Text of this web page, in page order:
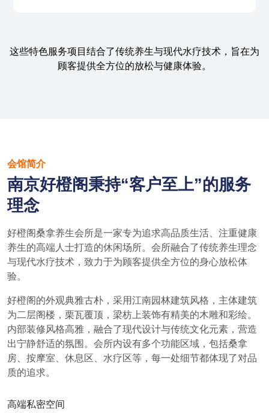
这些特色服务项目结合了传统养生与现代水疗技术，旨在为
顾客提供全方位的放松与健康体验。
会馆简介
南京好橙阁秉持“客户至上”的服务
理念
好橙阁桑拿养生会所是一家专为追求高品质生活、注重健康
养生的高端人士打造的休闲场所。会所融合了传统养生理念
与现代水疗技术，致力于为顾客提供全方位的身心放松体
验。
好橙阁的外观典雅古朴，采用江南园林建筑风格，主体建筑
为二层阁楼，栗瓦覆顶，梁枋上装饰有精美的木雕和彩绘。
内部装修风格高雅，融合了现代设计与传统文化元素，营造
出宁静舒适的氛围。会所内设有多个功能区域，包括桑拿
房、按摩室、休息区、水疗区等，每一处细节都体现了对品
质的追求。
高端私密空间